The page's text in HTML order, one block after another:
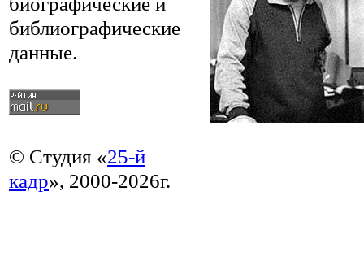
библиографические
данные.
© Студия «25-й
кадр», 2000-2026г.